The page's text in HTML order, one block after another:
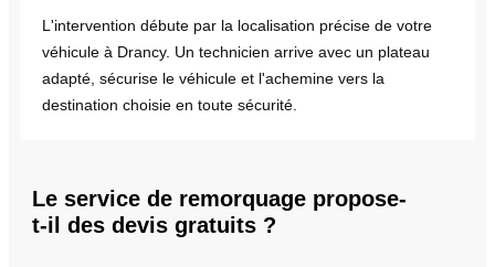
L'intervention débute par la localisation précise de votre
véhicule à Drancy. Un technicien arrive avec un plateau
adapté, sécurise le véhicule et l'achemine vers la
destination choisie en toute sécurité.
Le service de remorquage propose-
t-il des devis gratuits ?